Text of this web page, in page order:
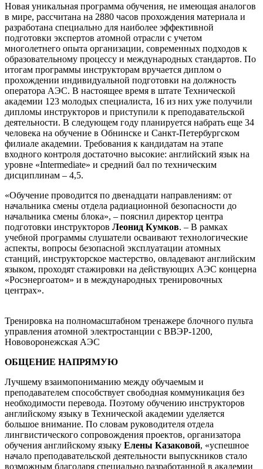
Новая уникальная программа обучения, не имеющая аналогов
в мире, рассчитана на 2880 часов прохождения материала и
разработана специально для наиболее эффективной
подготовки экспертов атомной отрасли с учетом
многолетнего опыта организации, современных подходов к
образовательному процессу и международных стандартов. По
итогам программы инструкторам вручается диплом о
прохождении индивидуальной подготовки на должность
оператора АЭС. В настоящее время в штате Технической
академии 123 молодых специалиста, 16 из них уже получили
дипломы инструкторов и приступили к преподавательской
деятельности. В следующем году планируется набрать еще 34
человека на обучение в Обнинске и Санкт-Петербургском
филиале академии. Требования к кандидатам на этапе
входного контроля достаточно высокие: английский язык на
уровне «Intermediate» и средний бал по техническим
дисциплинам – 4,5.
«Обучение проводится по двенадцати направлениям: от
начальника смены отдела радиационной безопасности до
начальника смены блока», – пояснил директор центра
подготовки инструкторов Леонид Кумков. – В рамках
учебной программы слушатели осваивают технологические
аспекты, вопросы безопасной эксплуатации атомных
станций, инструкторское мастерство, овладевают английским
языком, проходят стажировки на действующих АЭС концерна
«Росэнергоатом» и в международных тренировочных
центрах».
Тренировка на полномасштабном тренажере блочного пульта
управления атомной электростанции с ВВЭР-1200,
Нововоронежская АЭС
ОБЩЕНИЕ НАПРЯМУЮ
Лучшему взаимопониманию между обучаемым и
преподавателем способствует свободная коммуникация без
необходимости перевода. Поэтому обучению инструкторов
английскому языку в Технической академии уделяется
большое внимание. По словам руководителя отдела
лингвистического сопровождения проектов, организатора
обучения английскому языку Елены Казаковой, «успешное
начало преподавательской деятельности выпускников стало
возможным благодаря специально разработанной в академии